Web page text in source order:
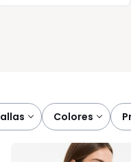
tallas colores